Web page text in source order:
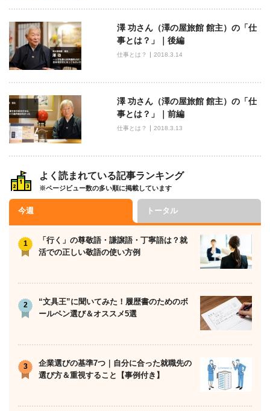
澤 功さん（澤の屋旅館 館主）の「仕
事とは？」｜後編
仕事とは？ 2018.3.14
澤 功さん（澤の屋旅館 館主）の「仕
事とは？」｜前編
仕事とは？ 2018.3.13
よく読まれている記事ランキング
※ページビュー数の多い順に掲載しています
今週 トータル
「行く」の尊敬語・謙譲語・丁寧語は？就
活での正しい敬語の使い方例
“文具王”に聞いてみた！履歴書のためのボ
ールペン選び＆オススメ5選
企業選びの基準7つ｜自分に合った就職先の
選び方＆重視すること【事例付き】